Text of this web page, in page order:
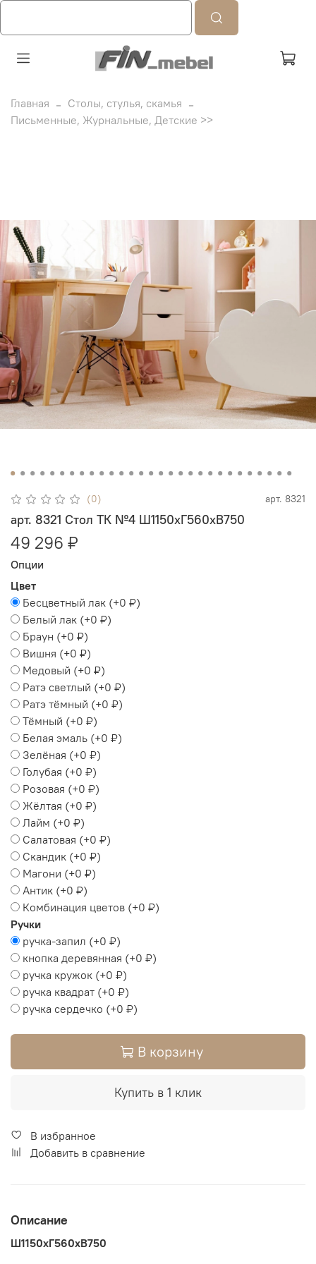
Главная
Столы, стулья, скамья
Письменные, Журнальные, Детские >>
(0) арт. 8321
арт. 8321 Стол ТК №4 Ш1150хГ560хВ750
49 296 ₽
Опции
Цвет
Бесцветный лак (+0 ₽)
Белый лак (+0 ₽)
Браун (+0 ₽)
Вишня (+0 ₽)
Медовый (+0 ₽)
Ратэ светлый (+0 ₽)
Ратэ тёмный (+0 ₽)
Тёмный (+0 ₽)
Белая эмаль (+0 ₽)
Зелёная (+0 ₽)
Голубая (+0 ₽)
Розовая (+0 ₽)
Жёлтая (+0 ₽)
Лайм (+0 ₽)
Салатовая (+0 ₽)
Скандик (+0 ₽)
Магони (+0 ₽)
Антик (+0 ₽)
Комбинация цветов (+0 ₽)
Ручки
ручка-запил (+0 ₽)
кнопка деревянная (+0 ₽)
ручка кружок (+0 ₽)
ручка квадрат (+0 ₽)
ручка сердечко (+0 ₽)
В корзину
Купить в 1 клик
В избранное
Добавить в сравнение
Описание
Ш1150хГ560хВ750